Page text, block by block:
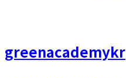
greenacademykr